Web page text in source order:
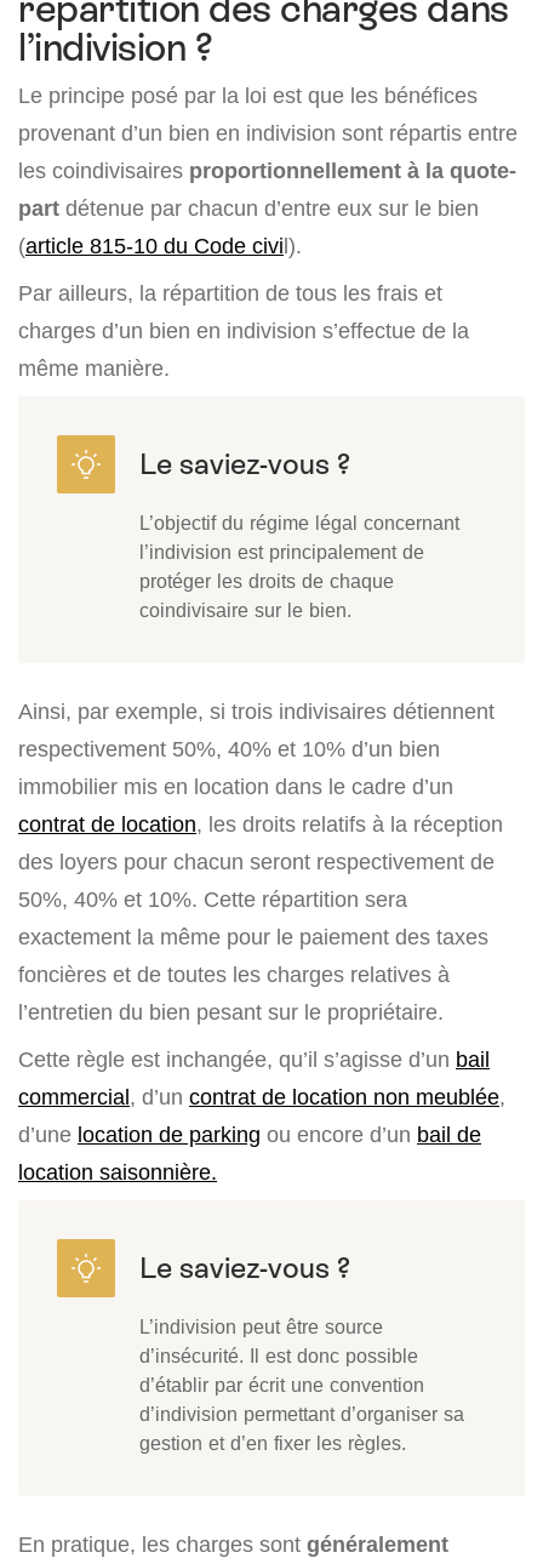
l’indivision ?
Le principe posé par la loi est que les bénéfices
provenant d’un bien en indivision sont répartis entre
les coindivisaires proportionnellement à la quote-
part détenue par chacun d’entre eux sur le bien
(article 815-10 du Code civil).
Par ailleurs, la répartition de tous les frais et
charges d’un bien en indivision s’effectue de la
même manière.
L’objectif du régime légal concernant
l’indivision est principalement de
protéger les droits de chaque
coindivisaire sur le bien.
Ainsi, par exemple, si trois indivisaires détiennent
respectivement 50%, 40% et 10% d’un bien
immobilier mis en location dans le cadre d’un
contrat de location, les droits relatifs à la réception
des loyers pour chacun seront respectivement de
50%, 40% et 10%. Cette répartition sera
exactement la même pour le paiement des taxes
foncières et de toutes les charges relatives à
l’entretien du bien pesant sur le propriétaire.
Cette règle est inchangée, qu’il s’agisse d’un bail
commercial, d’un contrat de location non meublée,
d’une location de parking ou encore d’un bail de
location saisonnière.
L’indivision peut être source
d’insécurité. Il est donc possible
d’établir par écrit une convention
d’indivision permettant d’organiser sa
gestion et d’en fixer les règles.
En pratique, les charges sont généralement